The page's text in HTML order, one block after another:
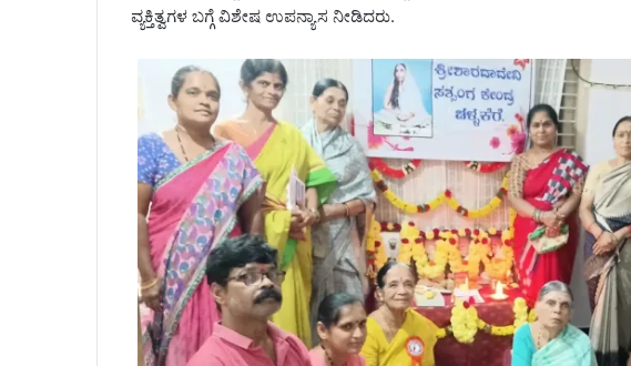
ವ್ಯಕ್ತಿತ್ವಗಳ ಬಗ್ಗೆ ವಿಶೇಷ ಉಪನ್ಯಾಸ ನೀಡಿದರು.